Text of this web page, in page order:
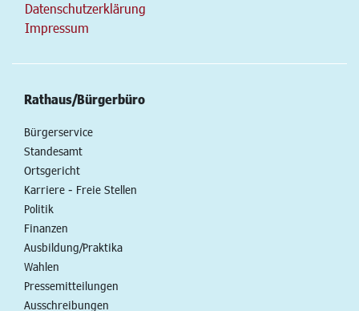
Datenschutzerklärung
Impressum
Rathaus/Bürgerbüro
Bürgerservice
Standesamt
Ortsgericht
Karriere - Freie Stellen
Politik
Finanzen
Ausbildung/Praktika
Wahlen
Pressemitteilungen
Ausschreibungen